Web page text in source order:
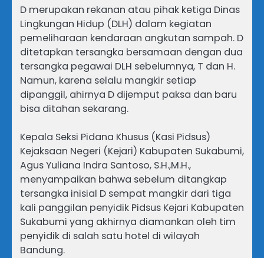
D merupakan rekanan atau pihak ketiga Dinas
Lingkungan Hidup (DLH) dalam kegiatan
pemeliharaan kendaraan angkutan sampah. D
ditetapkan tersangka bersamaan dengan dua
tersangka pegawai DLH sebelumnya, T dan H.
Namun, karena selalu mangkir setiap
dipanggil, ahirnya D dijemput paksa dan baru
bisa ditahan sekarang.
Kepala Seksi Pidana Khusus (Kasi Pidsus)
Kejaksaan Negeri (Kejari) Kabupaten Sukabumi,
Agus Yuliana Indra Santoso, S.H.,M.H.,
menyampaikan bahwa sebelum ditangkap
tersangka inisial D sempat mangkir dari tiga
kali panggilan penyidik Pidsus Kejari Kabupaten
Sukabumi yang akhirnya diamankan oleh tim
penyidik di salah satu hotel di wilayah
Bandung.